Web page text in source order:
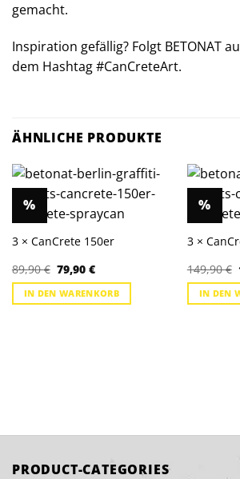
gemacht.
Inspiration gefällig? Folgt BETONAT
dem Hashtag #CanCreteArt.
ÄHNLICHE PRODUKTE
%
3 × CanCrete 150er
89,90€ Ursprünglicher
Preis
war:
89,90 €
79,90 €Aktueller
Preis
ist:
79,90 €.
IN DEN WARENKORB
%
3 ×
149,90€
IN DEN
PRODUCT-CATEGORIES